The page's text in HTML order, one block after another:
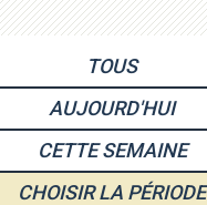
TOUS
AUJOURD'HUI
CETTE SEMAINE
CHOISIR LA PÉRIODE